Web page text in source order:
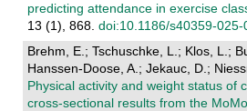
predicting attendance in exercise
13 (1), 868. doi:10.1186/s40359-025-
Brehm, E.; Tschuschke, L.; Klos, L.;
Hanssen-Doose, A.; Jekauc, D.;
Physical activity and weight status of
cross-sectional results from the